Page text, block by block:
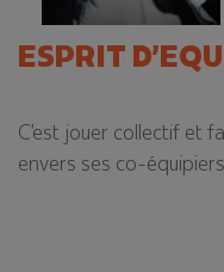
ESPRIT
C’est jouer collectif et
envers ses co-